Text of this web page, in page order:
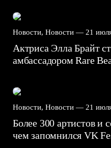
Новости, Новости — 21
Актриса Элла Брайт
амбассадором Rare
Новости, Новости — 21
Более 300 артистов и
чем запомнился VK